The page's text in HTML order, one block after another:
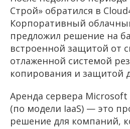
Строй» обратился в Cloud
Корпоративный
предложил решение на
встроенной защитой от
отлаженной системой
копирования и защитой
Аренда сервера Microsoft
(по модели IaaS) — это
решение для компаний,